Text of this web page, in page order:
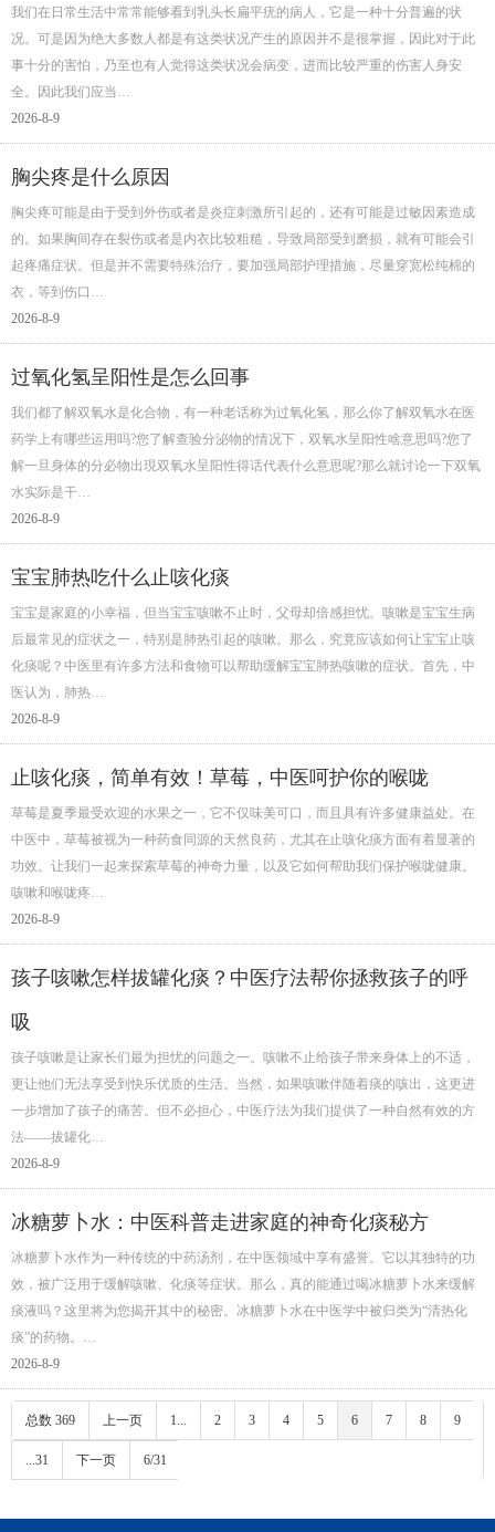
我们在日常生活中常常能够看到乳头长扁平疣的病人，它是一种十分普遍的状
况。可是因为绝大多数人都是有这类状况产生的原因并不是很掌握，因此对于此
事十分的害怕，乃至也有人觉得这类状况会病变，进而比较严重的伤害人身安
全。因此我们应当…
2026-8-9
胸尖疼是什么原因
胸尖疼可能是由于受到外伤或者是炎症刺激所引起的，还有可能是过敏因素造成
的。如果胸间存在裂伤或者是内衣比较粗糙，导致局部受到磨损，就有可能会引
起疼痛症状。但是并不需要特殊治疗，要加强局部护理措施，尽量穿宽松纯棉的
衣，等到伤口…
2026-8-9
过氧化氢呈阳性是怎么回事
我们都了解双氧水是化合物，有一种老话称为过氧化氢，那么你了解双氧水在医
药学上有哪些运用吗?您了解查验分泌物的情况下，双氧水呈阳性啥意思吗?您了
解一旦身体的分必物出現双氧水呈阳性得话代表什么意思呢?那么就讨论一下双氧
水实际是干…
2026-8-9
宝宝肺热吃什么止咳化痰
宝宝是家庭的小幸福，但当宝宝咳嗽不止时，父母却倍感担忧。咳嗽是宝宝生病
后最常见的症状之一，特别是肺热引起的咳嗽。那么，究竟应该如何让宝宝止咳
化痰呢？中医里有许多方法和食物可以帮助缓解宝宝肺热咳嗽的症状。首先，中
医认为，肺热…
2026-8-9
止咳化痰，简单有效！草莓，中医呵护你的喉咙
草莓是夏季最受欢迎的水果之一，它不仅味美可口，而且具有许多健康益处。在
中医中，草莓被视为一种药食同源的天然良药，尤其在止咳化痰方面有着显著的
功效。让我们一起来探索草莓的神奇力量，以及它如何帮助我们保护喉咙健康。
咳嗽和喉咙疼…
2026-8-9
孩子咳嗽怎样拔罐化痰？中医疗法帮你拯救孩子的呼
吸
孩子咳嗽是让家长们最为担忧的问题之一。咳嗽不止给孩子带来身体上的不适，
更让他们无法享受到快乐优质的生活。当然，如果咳嗽伴随着痰的咳出，这更进
一步增加了孩子的痛苦。但不必担心，中医疗法为我们提供了一种自然有效的方
法——拔罐化…
2026-8-9
冰糖萝卜水：中医科普走进家庭的神奇化痰秘方
冰糖萝卜水作为一种传统的中药汤剂，在中医领域中享有盛誉。它以其独特的功
效，被广泛用于缓解咳嗽、化痰等症状。那么，真的能通过喝冰糖萝卜水来缓解
痰液吗？这里将为您揭开其中的秘密。冰糖萝卜水在中医学中被归类为“清热化
痰”的药物。…
2026-8-9
总数 369 上一页 1... 2 3 4 5 6 7 8 9
...31 下一页 6/31